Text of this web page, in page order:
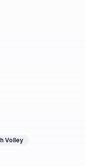
Volley